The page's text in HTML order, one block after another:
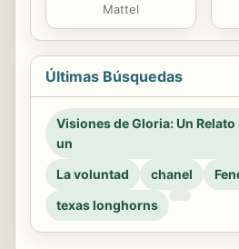
Mattel
Últimas Búsquedas
Visiones de Gloria: Un
un
La voluntad
chanel
texas longhorns